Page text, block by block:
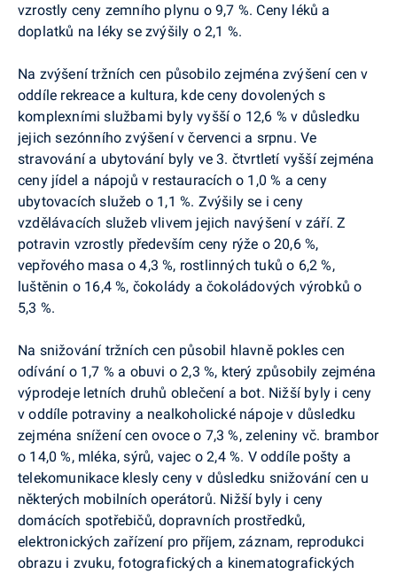
vzrostly ceny zemního plynu o 9,7 %. Ceny léků a
doplatků na léky se zvýšily o 2,1 %.
Na zvýšení tržních cen působilo zejména zvýšení cen v
oddíle rekreace a kultura, kde ceny dovolených s
komplexními službami byly vyšší o 12,6 % v důsledku
jejich sezónního zvýšení v červenci a srpnu. Ve
stravování a ubytování byly ve 3. čtvrtletí vyšší zejména
ceny jídel a nápojů v restauracích o 1,0 % a ceny
ubytovacích služeb o 1,1 %. Zvýšily se i ceny
vzdělávacích služeb vlivem jejich navýšení v září. Z
potravin vzrostly především ceny rýže o 20,6 %,
vepřového masa o 4,3 %, rostlinných tuků o 6,2 %,
luštěnin o 16,4 %, čokolády a čokoládových výrobků o
5,3 %.
Na snižování tržních cen působil hlavně pokles cen
odívání o 1,7 % a obuvi o 2,3 %, který způsobily zejména
výprodeje letních druhů oblečení a bot. Nižší byly i ceny
v oddíle potraviny a nealkoholické nápoje v důsledku
zejména snížení cen ovoce o 7,3 %, zeleniny vč. brambor
o 14,0 %, mléka, sýrů, vajec o 2,4 %. V oddíle pošty a
telekomunikace klesly ceny v důsledku snižování cen u
některých mobilních operátorů. Nižší byly i ceny
domácích spotřebičů, dopravních prostředků,
elektronických zařízení pro příjem, záznam, reprodukci
obrazu i zvuku, fotografických a kinematografických